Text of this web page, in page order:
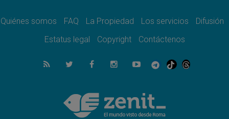
quienes bendicen la guerra
Ucrania: Ataque masivo en Kyiv durante la
05.08.2026
Colombo: "La visita del Papa a Argentina
05.08.2026
Iglesia en Uruguay: la visita del Papa
fortalecerá la fe y la esperanza
Quiénes somos FAQ La Propiedad Los servicios
Difusión
Estatus legal
Copyright Contáctenos